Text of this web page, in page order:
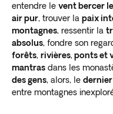
entendre le vent bercer
air pur, trouver la paix
montagnes, ressentir la
absolus, fondre son
forêts, rivières, ponts et
mantras dans les
des gens, alors, le
entre montagnes